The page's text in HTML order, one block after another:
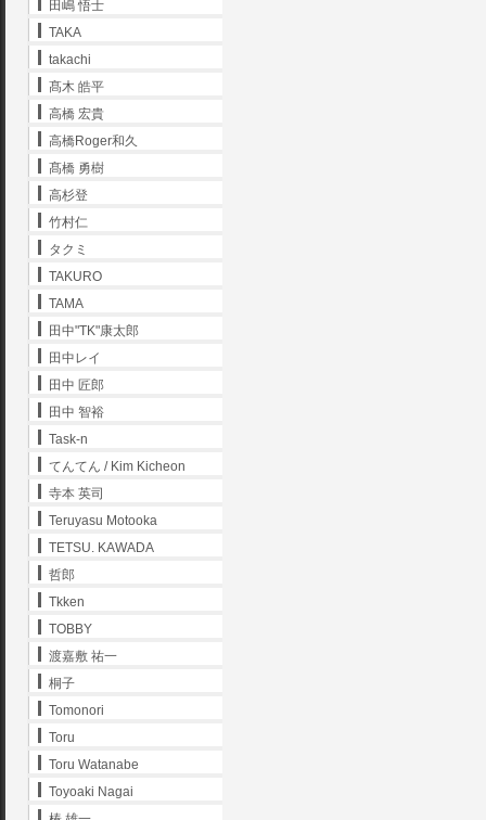
田嶋 悟士
TAKA
takachi
髙木 皓平
高橋 宏貴
高橋Roger和久
髙橋 勇樹
高杉登
竹村仁
タクミ
TAKURO
TAMA
田中"TK"康太郎
田中レイ
田中 匠郎
田中 智裕
Task-n
てんてん / Kim Kicheon
寺本 英司
Teruyasu Motooka
TETSU. KAWADA
哲郎
Tkken
TOBBY
渡嘉敷 祐一
桐子
Tomonori
Toru
Toru Watanabe
Toyoaki Nagai